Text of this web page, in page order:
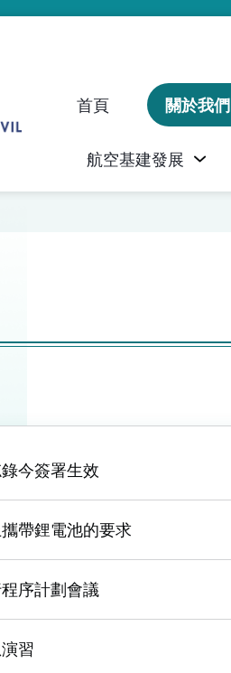
首頁 關於我們
航空基建發展
今簽署生效
帶鋰電池的要求
序計劃會議
習